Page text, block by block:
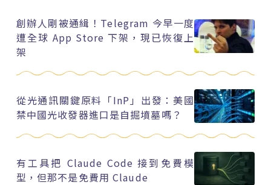
創辦人剛被通緝！Telegram 今早一度
遭全球 App Store 下架，現已恢復上
架
從光通訊關鍵原料「InP」出發：美國
禁中國光收發器進口是自掘墳墓嗎？
有工具把 Claude Code 接到免費模
型，但那不是免費用 Claude